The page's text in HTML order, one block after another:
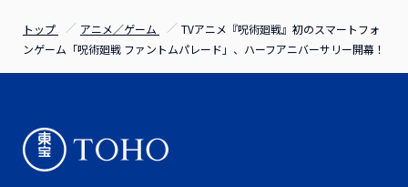
トップ アニメ／ゲーム
TVアニメ『呪術廻戦』初のスマートフォ
ンゲーム「呪術廻戦 ファントムパレード」、ハーフアニバーサリー開幕！